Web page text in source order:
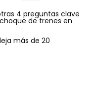
4 preguntas clave
de trenes en
más de 20